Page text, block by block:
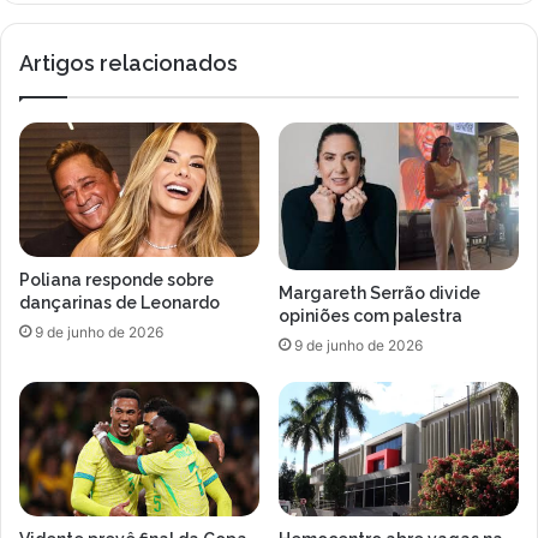
Artigos relacionados
Poliana responde sobre
dançarinas de Leonardo
9 de junho de 2026
Margareth Serrão divide
opiniões com palestra
9 de junho de 2026